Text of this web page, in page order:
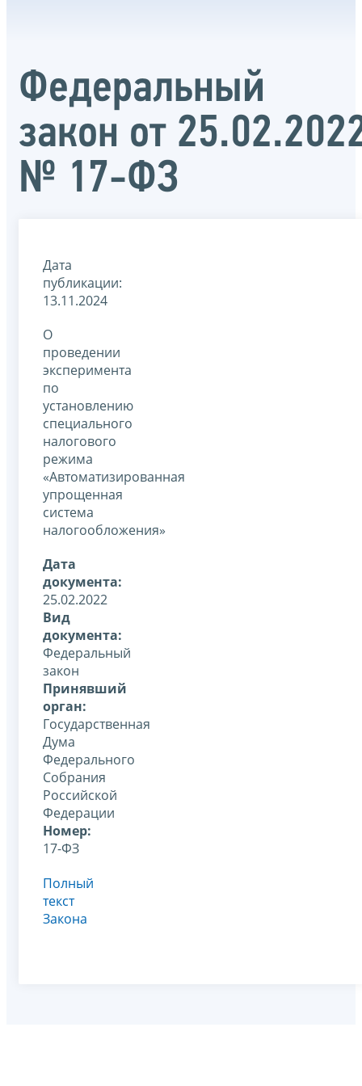
Федеральный
закон от
№ 17-ФЗ
Дата
публикации:
13.11.2024
О
проведении
эксперимента
по
установлению
специального
налогового
режима
«Автоматизированная
упрощенная
система
налогообложения»
Дата
документа:
25.02.2022
Вид
документа:
Федеральный
закон
Принявший
орган:
Государственная
Дума
Федерального
Собрания
Российской
Федерации
Номер:
17-ФЗ
Полный
текст
Закона